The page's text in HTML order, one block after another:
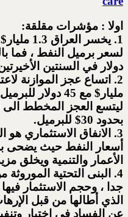
اولا : مؤشرات مقلقة:
1. يخسر
دولار في السنتين
بحدود 30$ للبرميل.
3. الانفاق الاستثماري
أسعار النفط حيث يضحى
الأعمار والتنمية ويخلق
4. البنى التحتية
جدا ، وحجم الاستثمار
عن الفساد في اختيار